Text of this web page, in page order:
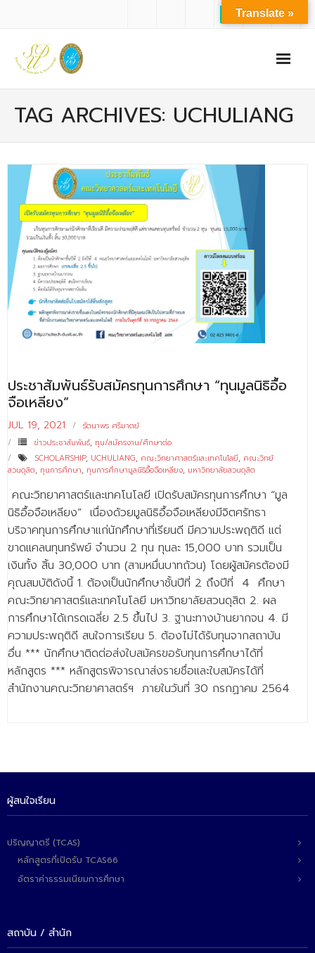
- ปรัชญา วิสัยทัศน์ พันธกิจ ของคณะ
- ประวัติความเป็นมาของคณะ
- บุคลากร
- - สำนักงานคณะวิทยาศาสตร์และเทคโนโลยี
- - บุคลากรวิชาการ
- - บุคลากรสนับสนุน
- วิทยาศาสตรบัณฑิต
- - วิทยาการคอมพิวเตอร์
- - วิทยาศาสตร์เครื่องสำอาง
- - อาชีวอนามัยและความปลอดภัย
- - อนามัยสิ่งแวดล้อมและสาธารณภัย
- - วิทยาศาสตร์การแพทย์
- - ความมั่นคงปลอดภัยไซเบอร์
- - อุตสาหกรรมชีวภาพเพื่อธุรกิจ
- ศึกษาศาสตรบัณฑิต
- - วิทยาศาสตร์ทั่วไป
- เทคโนโลยีบัณฑิต
- - เทคโนโลยีสารสนเทศ
- ศูนย์ปัญญาประดิษฐ์เพื่อการศึกษา
ข่าว
- ข่าวประชาสัมพันธ์ภายนอก
TAG ARCHIVES: UCHULIANG
ประชาสัมพันธ์รับสมัครทุนการศึกษา “ทุนมูลนิธิอื้อ
จือเหลียง”
JUL 19, 2021
รัตนาพร ศรีมาตย์
ข่าวประชาสัมพันธ์, ทุน/สมัครงาน/ศึกษาต่อ
SCHOLARSHIP, UCHULIANG, คณะวิทยาศาสตร์และเทคโนโลยี, คณะวิทย์
สวนดุสิต, ทุนการศึกษา, ทุนการศึกษามูลนิธิอื้อจือเหลียง, มหาวิทยาลัยสวนดุสิต
คณะวิทยาศาสตร์และเทคโนโลยี เปิดรับสมัครทุนการศึกษา “มูล
นิธิอื้อจือเหลียง” เนื่องด้วยมูลนิธิอื้อจือเหลียงมีจิตศรัทธา
บริจาคทุนการศึกษาแก่นักศึกษาที่เรียนดี มีความประพฤติดี แต่
ขาดแคลนทุนทรัพย์ จำนวน 2 ทุน ทุนละ 15,000 บาท รวมเป็น
เงินทั้ง สิ้น 30,000 บาท (สามหมื่นบาทถ้วน) โดยผู้สมัครต้องมี
คุณสมบัติดังนี้ 1. ต้องเป็นนักศึกษาชั้นปีที่ 2 ถึงปีที่ 4 ศึกษา
คณะวิทยาศาสตร์และเทคโนโลยี มหาวิทยาลัยสวนดุสิต 2. ผล
การศึกษาได้เกรดเฉลี่ย 2.5 ขึ้นไป 3. ฐานะทางบ้านยากจน 4. มี
ความประพฤติดี สนใจการเรียน 5. ต้องไม่ได้รับทุนจากสถาบัน
อื่น *** นักศึกษาติดต่อส่งใบสมัครขอรับทุนการศึกษาได้ที่
หลักสูตร *** หลักสูตรพิจารณาส่งรายชื่อและใบสมัครได้ที่
สำนักงานคณะวิทยาศาสตร์ฯ ภายในวันที่ 30 กรกฏาคม 2564
ผู้สนใจเรียน
ปริญญาตรี (TCAS)
หลักสูตรที่เปิดรับ TCAS66
อัตราค่าธรรมเนียมการศึกษา
สถาบัน / สำนัก
Translate »